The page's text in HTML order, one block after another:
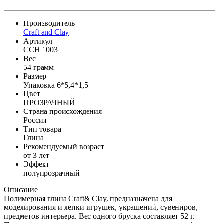
Производитель
Craft and Clay
Артикул
CCH 1003
Вес
54 грамм
Размер
Упаковка 6*5,4*1,5
Цвет
ПРОЗРАЧНЫЙ
Страна происхождения
Россия
Тип товара
Глина
Рекомендуемый возраст
от 3 лет
Эффект
полупрозрачный
Описание
Полимерная глина Craft& Clay, предназначена для
моделирования и лепки игрушек, украшений, сувениров,
предметов интерьера. Вес одного бруска составляет 52 г.